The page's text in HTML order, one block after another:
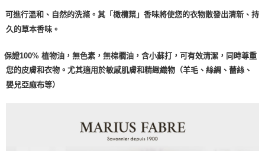
可進行溫和、自然的洗滌。其「橄欖葉」香味將使您的衣物散發出清新、持
久的草本香味。
保證100% 植物油，無色素，無棕櫚油，含小蘇打，可有效清潔，同時尊重
您的皮膚和衣物。尤其適用於敏感肌膚和精緻織物（羊毛、絲綢、蕾絲、
嬰兒亞麻布等）